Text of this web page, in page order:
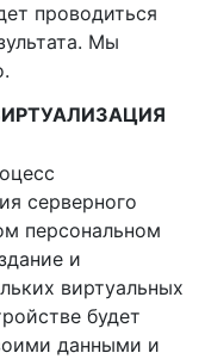
проводиться
Мы
серверного
персональном
и
виртуальных
будет
данными и